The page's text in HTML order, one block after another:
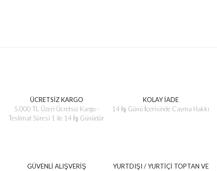
ÜCRETSİZ KARGO
5.000 TL Üzeri Ücretsiz Kargo -
Teslimat Süresi 1 ile 14 İş Günüdür
KOLAY İADE
14 İş Günü İçerisinde Cayma Hakkı
GÜVENLİ ALIŞVERİŞ
YURTDIŞI / YURTİÇİ TOPTAN VE